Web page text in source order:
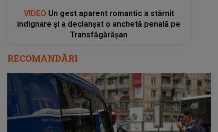
VIDEO Un gest aparent romantic a stârnit
indignare și a declanșat o anchetă penală pe
Transfăgărășan
RECOMANDĂRI